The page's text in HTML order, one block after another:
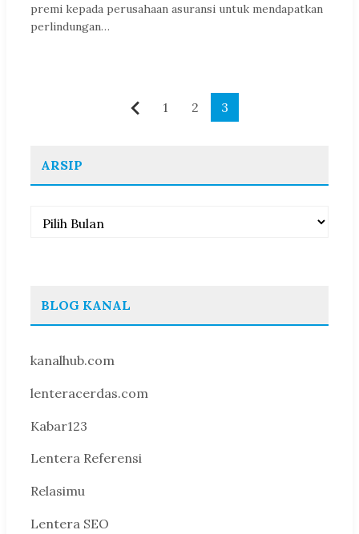
premi kepada perusahaan asuransi untuk mendapatkan
perlindungan…
Sebelumnya
1 2 3
ARSIP
Arsip
BLOG KANAL
kanalhub.com
lenteracerdas.com
Kabar123
Lentera Referensi
Relasimu
Lentera SEO